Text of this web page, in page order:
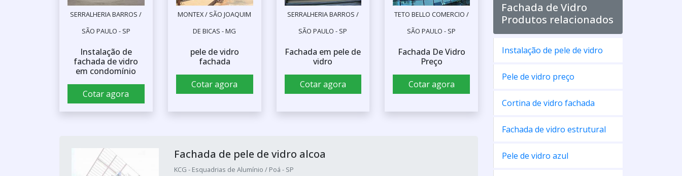
SERRALHERIA BARROS /
SÃO PAULO - SP
Instalação de
fachada de vidro
em condomínio
Cotar agora
MONTEX / SÃO JOAQUIM
DE BICAS - MG
pele de vidro
fachada
Cotar agora
SERRALHERIA BARROS /
SÃO PAULO - SP
Fachada em pele de
vidro
Cotar agora
TETO BELLO COMERCIO /
SÃO PAULO - SP
Fachada De Vidro
Preço
Cotar agora
Fachada de pele de vidro alcoa
KCG - Esquadrias de Alumínio / Poá - SP
Fachada de Vidro
Produtos relacionados
Instalação de pele de vidro
Pele de vidro preço
Cortina de vidro fachada
Fachada de vidro estrutural
Pele de vidro azul